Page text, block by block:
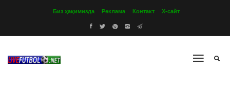
Биз ҳақимизда Реклама Контакт Х-сайт